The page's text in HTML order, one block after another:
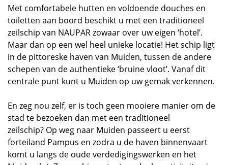
Met comfortabele hutten en voldoende douches en
toiletten aan boord beschikt u met een traditioneel
zeilschip van NAUPAR zowaar over uw eigen ‘hotel’.
Maar dan op een wel heel unieke locatie! Het schip ligt
in de pittoreske haven van Muiden, tussen de andere
schepen van de authentieke ‘bruine vloot’. Vanaf dit
centrale punt kunt u Muiden op uw gemak verkennen.
En zeg nou zelf, er is toch geen mooiere manier om de
stad te bezoeken dan met een traditioneel
zeilschip? Op weg naar Muiden passeert u eerst
forteiland Pampus en zodra u de haven binnenvaart
komt u langs de oude verdedigingswerken en het